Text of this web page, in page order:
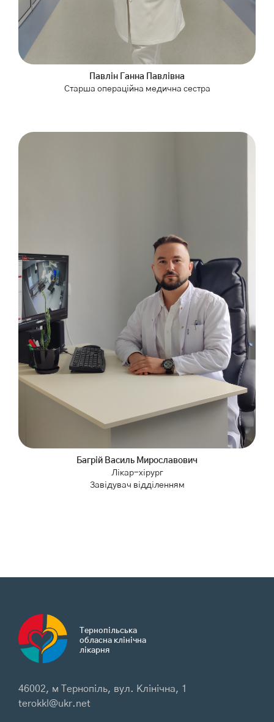
Павлін Ганна Павлівна
Старша операційна медична сестра
Багрій Василь Мирославович
Лікар-хірург
Завідувач відділенням
Тернопільська
обласна клінічна
лікарня
46002, м Тернопіль, вул. Клінічна, 1
terokkl@ukr.net